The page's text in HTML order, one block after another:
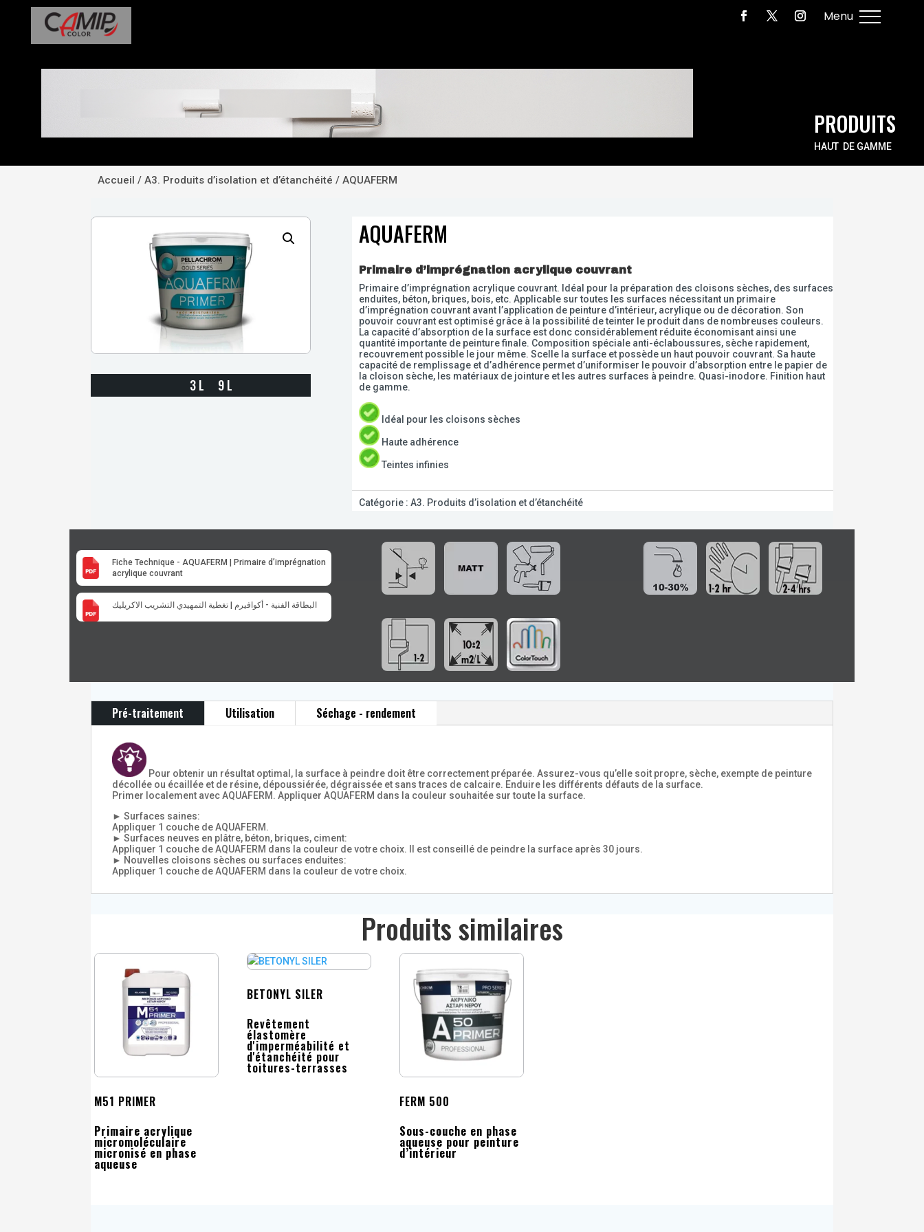
PRODUITS
HAUT DE GAMME
Accueil / Α3. Produits d’isolation et d’étanchéité / AQUAFERM
3 L 9 L
AQUAFERM
Primaire d’imprégnation acrylique couvrant
Primaire d’imprégnation acrylique couvrant. Idéal pour la préparation des cloisons sèches, des surfaces
enduites, béton, briques, bois, etc. Applicable sur toutes les surfaces nécessitant un primaire
d’imprégnation couvrant avant l’application de peinture d’intérieur, acrylique ou de décoration. Son
pouvoir couvrant est optimisé grâce à la possibilité de teinter le produit dans de nombreuses couleurs.
La capacité d’absorption de la surface est donc considérablement réduite économisant ainsi une
quantité importante de peinture finale. Composition spéciale anti-éclaboussures, sèche rapidement,
recouvrement possible le jour même. Scelle la surface et possède un haut pouvoir couvrant. Sa haute
capacité de remplissage et d’adhérence permet d’uniformiser le pouvoir d’absorption entre le papier de
la cloison sèche, les matériaux de jointure et les autres surfaces à peindre. Quasi-inodore. Finition haut
de gamme.
Idéal pour les cloisons sèches
Haute adhérence
Teintes infinies
Catégorie : Α3. Produits d’isolation et d’étanchéité
Fiche Technique - AQUAFERM | Primaire d’imprégnation
acrylique couvrant
البطاقة الفنية - أكوافيرم | تغطية التمهيدي التشريب الاكريليك
Pré-traitement Utilisation Séchage - rendement
Pour obtenir un résultat optimal, la surface à peindre doit être correctement préparée. Assurez-vous qu’elle soit propre, sèche, exempte de peinture
décollée ou écaillée et de résine, dépoussiérée, dégraissée et sans traces de calcaire. Enduire les différents défauts de la surface.
Primer localement avec AQUAFERM. Appliquer AQUAFERM dans la couleur souhaitée sur toute la surface.
► Surfaces saines:
Appliquer 1 couche de AQUAFERM.
► Surfaces neuves en plâtre, béton, briques, ciment:
Appliquer 1 couche de AQUAFERM dans la couleur de votre choix. Il est conseillé de peindre la surface après 30 jours.
► Nouvelles cloisons sèches ou surfaces enduites:
Appliquer 1 couche de AQUAFERM dans la couleur de votre choix.
Produits similaires
M51 PRIMER
Primaire acrylique
micromoléculaire
micronisé en phase
aqueuse
BETONYL SILER
Revêtement
élastomère
d'imperméabilité et
d'étanchéité pour
toitures-terrasses
FERM 500
Sous-couche en phase
aqueuse pour peinture
d’intérieur